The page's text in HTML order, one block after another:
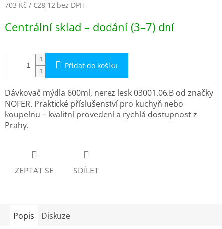
703 Kč / €28,12 bez DPH
cena:
Centrální sklad – dodání (3–7) dní
Přidat do košíku
Dávkovač mýdla 600ml, nerez lesk 03001.06.B od značky
NOFER. Praktické příslušenství pro kuchyň nebo
koupelnu – kvalitní provedení a rychlá dostupnost z
Prahy.
ZEPTAT SE SDÍLET
Popis Diskuze